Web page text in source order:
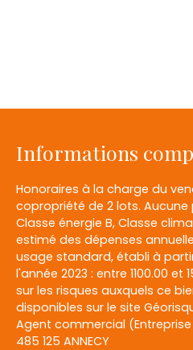
Informations
Honoraires à la charge du
copropriété de 2 lots.
Classe énergie B, Classe
estimé des dépenses
usage standard, établi à
l'année 2023 : entre 1100.00
sur les risques auxquels ce
disponibles sur le site
Agent commercial (Entreprise
485 125 ANNECY